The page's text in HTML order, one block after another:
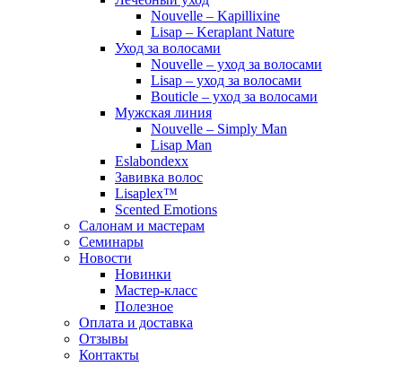
Nouvelle – Kapillixine
Lisap – Keraplant Nature
Уход за волосами
Nouvelle – уход за волосами
Lisap – уход за волосами
Bouticle – уход за волосами
Мужская линия
Nouvelle – Simply Man
Lisap Man
Eslabondexx
Завивка волос
Lisaplex™
Scented Emotions
Салонам и мастерам
Семинары
Новости
Новинки
Мастер-класс
Полезное
Оплата и доставка
Отзывы
Контакты